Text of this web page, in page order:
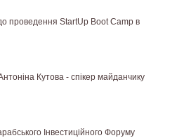
проведення StartUp Boot Camp в
Кутова - спікер майданчику
Інвестиційного Форуму